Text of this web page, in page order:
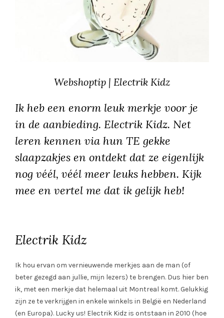
Webshoptip | Electrik Kidz
Ik heb een enorm leuk merkje voor je
in de aanbieding. Electrik Kidz. Net
leren kennen via hun TE gekke
slaapzakjes en ontdekt dat ze eigenlijk
nog véél, véél meer leuks hebben. Kijk
mee en vertel me dat ik gelijk heb!
Electrik Kidz
Ik hou ervan om vernieuwende merkjes aan de man (of
beter gezegd aan jullie, mijn lezers) te brengen. Dus hier ben
ik, met een merkje dat helemaal uit Montreal komt. Gelukkig
zijn ze te verkrijgen in enkele winkels in België en Nederland
(en Europa). Lucky us! Electrik Kidz is ontstaan in 2010 (hoe